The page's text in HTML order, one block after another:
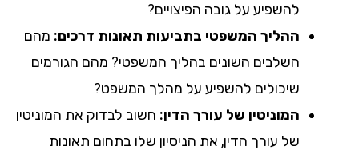
להשפיע על גובה הפיצויים?
ההליך המשפטי בתביעות תאונות דרכים:מהם
השלבים השונים בהליך המשפטי? מהם הגורמים
שיכולים להשפיע על מהלך המשפט?
המוניטין של עורך הדין:חשוב לבדוק את המוניטין
של עורך הדין, את הניסיון שלו בתחום תאונות